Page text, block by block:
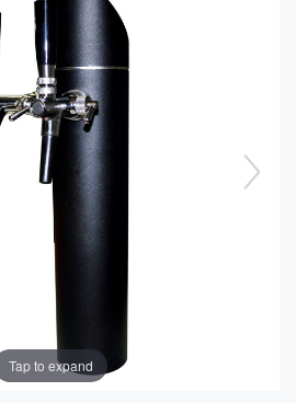
Tap to expand